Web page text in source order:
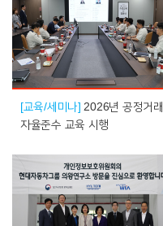
[교육/세미나] 2026년 공정거래
자율준수 교육 시행